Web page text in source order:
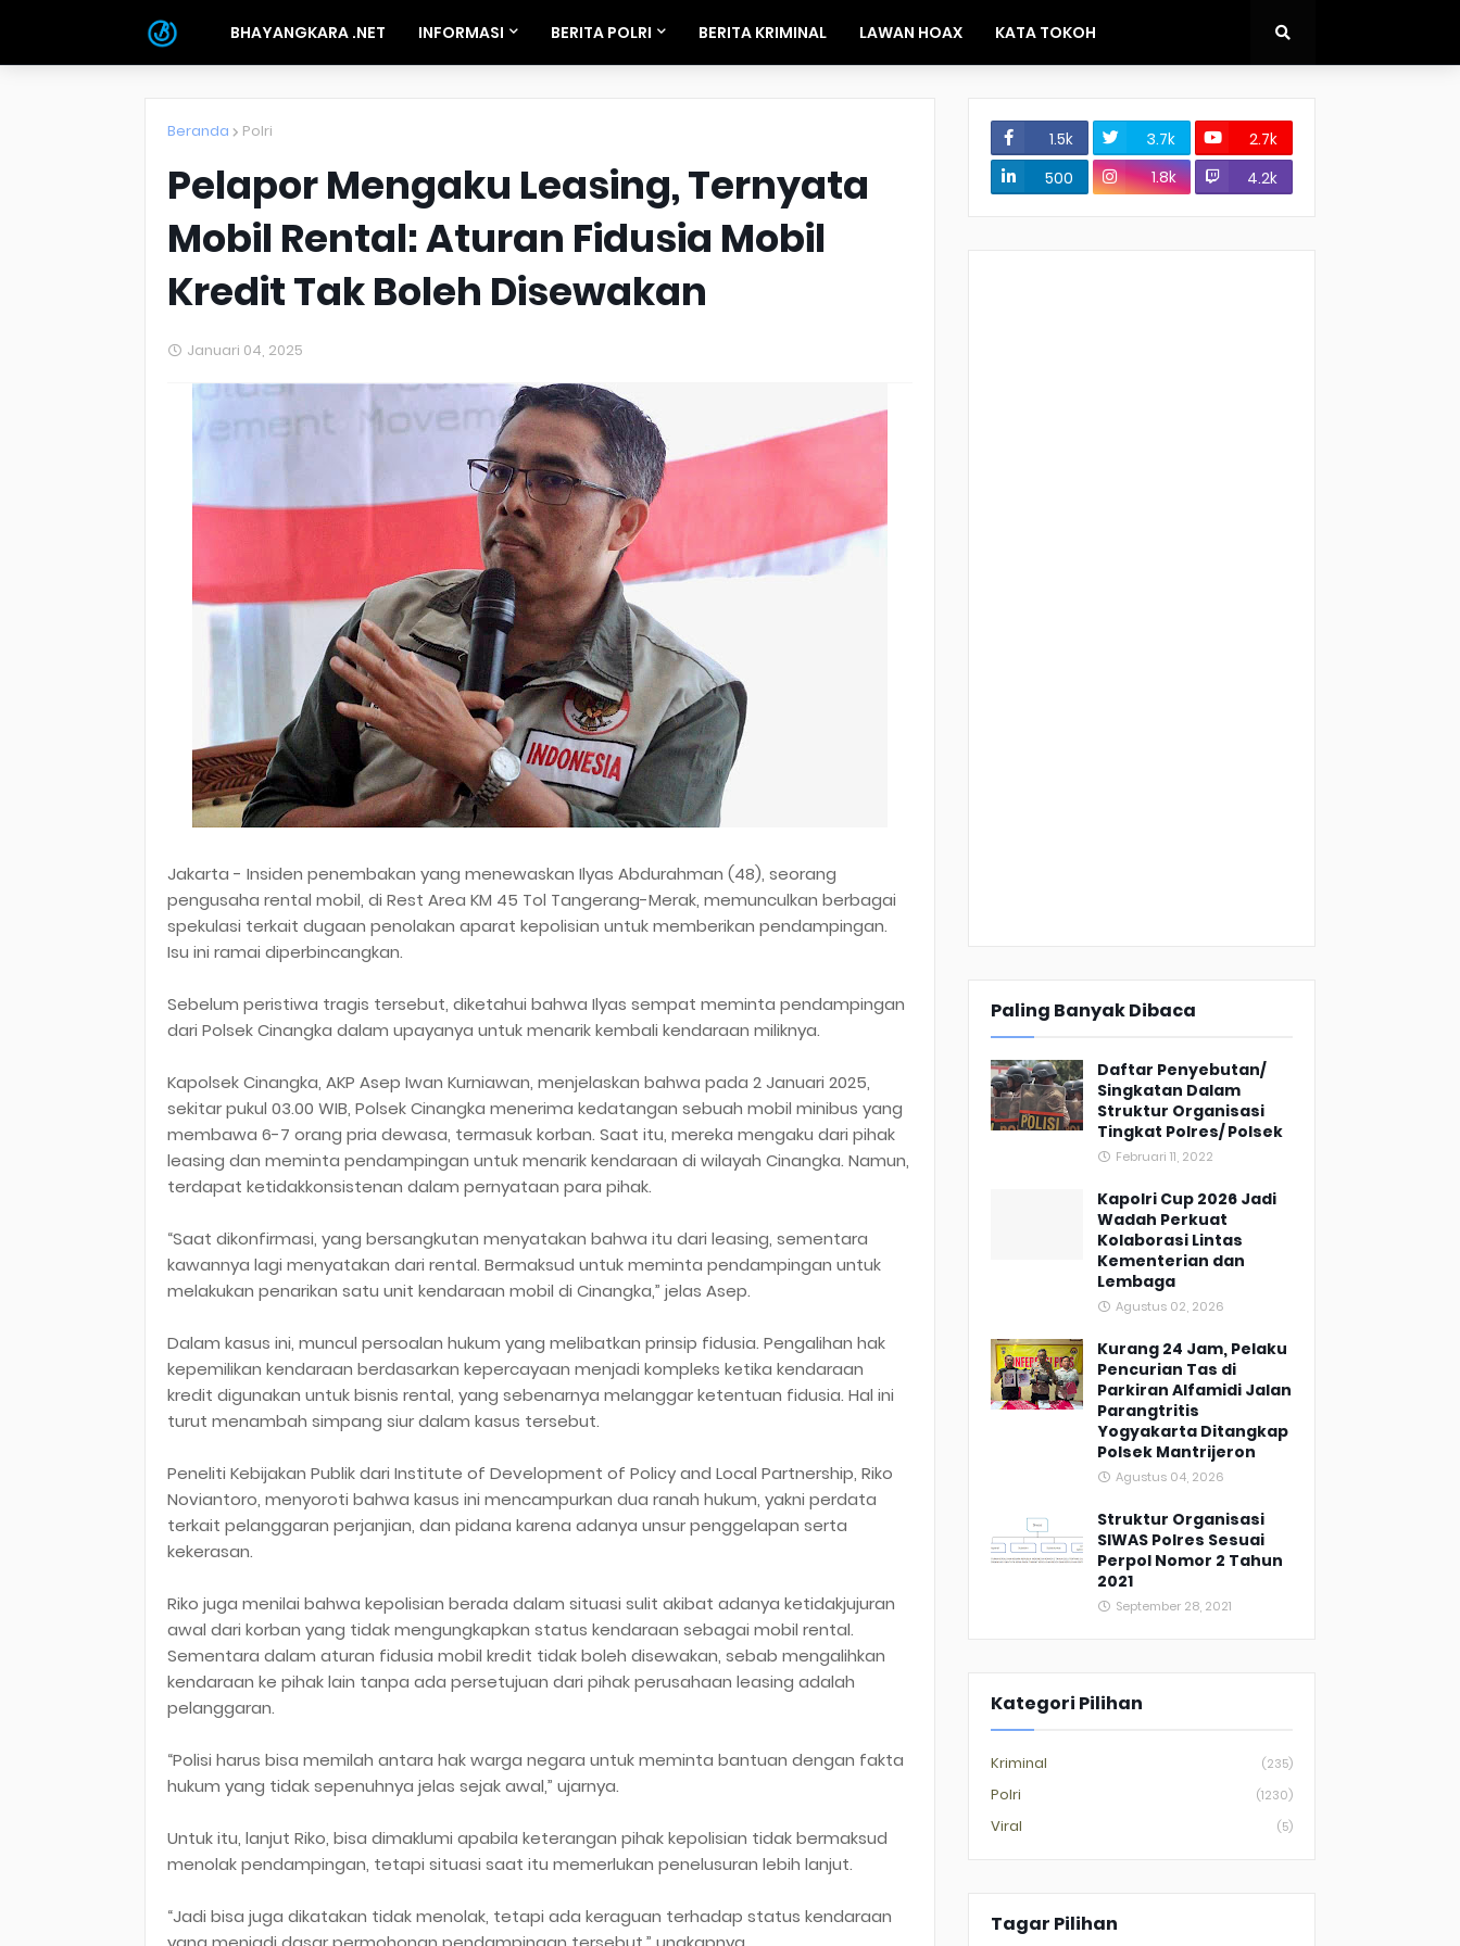
BHAYANGKARA .NET INFORMASI BERITA POLRI BERITA KRIMINAL LAWAN HOAX KATA TOKOH
Beranda Polri
Pelapor Mengaku Leasing, Ternyata
Mobil Rental: Aturan Fidusia Mobil
Kredit Tak Boleh Disewakan
Januari 04, 2025
Jakarta - Insiden penembakan yang menewaskan Ilyas Abdurahman (48), seorang
pengusaha rental mobil, di Rest Area KM 45 Tol Tangerang-Merak, memunculkan berbagai
spekulasi terkait dugaan penolakan aparat kepolisian untuk memberikan pendampingan.
Isu ini ramai diperbincangkan.
Sebelum peristiwa tragis tersebut, diketahui bahwa Ilyas sempat meminta pendampingan
dari Polsek Cinangka dalam upayanya untuk menarik kembali kendaraan miliknya.
Kapolsek Cinangka, AKP Asep Iwan Kurniawan, menjelaskan bahwa pada 2 Januari 2025,
sekitar pukul 03.00 WIB, Polsek Cinangka menerima kedatangan sebuah mobil minibus yang
membawa 6-7 orang pria dewasa, termasuk korban. Saat itu, mereka mengaku dari pihak
leasing dan meminta pendampingan untuk menarik kendaraan di wilayah Cinangka. Namun,
terdapat ketidakkonsistenan dalam pernyataan para pihak.
“Saat dikonfirmasi, yang bersangkutan menyatakan bahwa itu dari leasing, sementara
kawannya lagi menyatakan dari rental. Bermaksud untuk meminta pendampingan untuk
melakukan penarikan satu unit kendaraan mobil di Cinangka,” jelas Asep.
Dalam kasus ini, muncul persoalan hukum yang melibatkan prinsip fidusia. Pengalihan hak
kepemilikan kendaraan berdasarkan kepercayaan menjadi kompleks ketika kendaraan
kredit digunakan untuk bisnis rental, yang sebenarnya melanggar ketentuan fidusia. Hal ini
turut menambah simpang siur dalam kasus tersebut.
Peneliti Kebijakan Publik dari Institute of Development of Policy and Local Partnership, Riko
Noviantoro, menyoroti bahwa kasus ini mencampurkan dua ranah hukum, yakni perdata
terkait pelanggaran perjanjian, dan pidana karena adanya unsur penggelapan serta
kekerasan.
Riko juga menilai bahwa kepolisian berada dalam situasi sulit akibat adanya ketidakjujuran
awal dari korban yang tidak mengungkapkan status kendaraan sebagai mobil rental.
Sementara dalam aturan fidusia mobil kredit tidak boleh disewakan, sebab mengalihkan
kendaraan ke pihak lain tanpa ada persetujuan dari pihak perusahaan leasing adalah
pelanggaran.
“Polisi harus bisa memilah antara hak warga negara untuk meminta bantuan dengan fakta
hukum yang tidak sepenuhnya jelas sejak awal,” ujarnya.
Untuk itu, lanjut Riko, bisa dimaklumi apabila keterangan pihak kepolisian tidak bermaksud
menolak pendampingan, tetapi situasi saat itu memerlukan penelusuran lebih lanjut.
“Jadi bisa juga dikatakan tidak menolak, tetapi ada keraguan terhadap status kendaraan
1.5k 3.7k
2.7k
500
1.8k 4.2k
Paling Banyak Dibaca
Daftar Penyebutan/
Singkatan Dalam
Struktur Organisasi
Tingkat Polres/ Polsek
Februari 11, 2022
Kapolri Cup 2026 Jadi
Wadah Perkuat
Kolaborasi Lintas
Kementerian dan
Lembaga
Agustus 02, 2026
Kurang 24 Jam, Pelaku
Pencurian Tas di
Parkiran Alfamidi Jalan
Parangtritis
Yogyakarta Ditangkap
Polsek Mantrijeron
Agustus 04, 2026
Struktur Organisasi
SIWAS Polres Sesuai
Perpol Nomor 2 Tahun
2021
September 28, 2021
Kategori Pilihan
Kriminal (235)
Polri (1230)
Viral (5)
Tagar Pilihan